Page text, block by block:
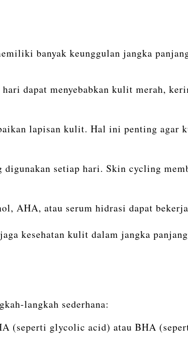
banyak keunggulan jangka
dapat menyebabkan kulit merah,
lapisan kulit. Hal ini penting agar
setiap hari. Skin cycling
AHA, atau serum hidrasi dapat
kesehatan kulit dalam jangka
langkah sederhana:
(seperti glycolic acid) atau BHA